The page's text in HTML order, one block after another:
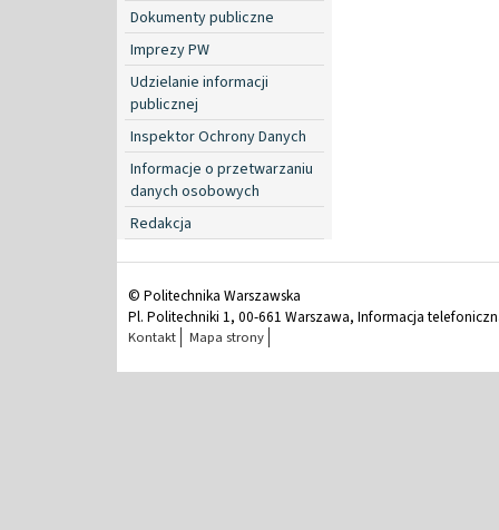
Dokumenty publiczne
Imprezy PW
Udzielanie informacji
publicznej
Inspektor Ochrony Danych
Informacje o przetwarzaniu
danych osobowych
Redakcja
© Politechnika Warszawska
Pl. Politechniki 1, 00-661 Warszawa, Informacja
Kontakt Mapa strony